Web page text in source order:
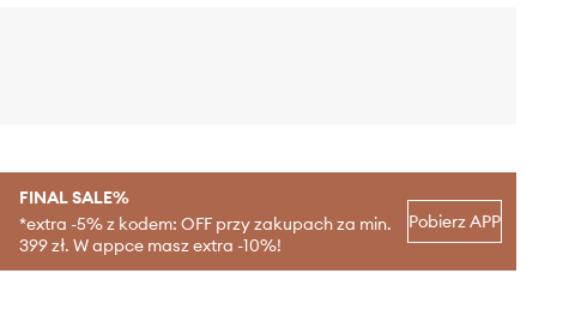
FINAL SALE%
*extra -5% z kodem: OFF przy zakupach za min.
399 zł. W appce masz extra -10%!
Pobierz APP